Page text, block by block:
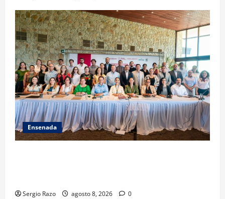
Ensenada
Sergio Razo agosto 8, 2026 0